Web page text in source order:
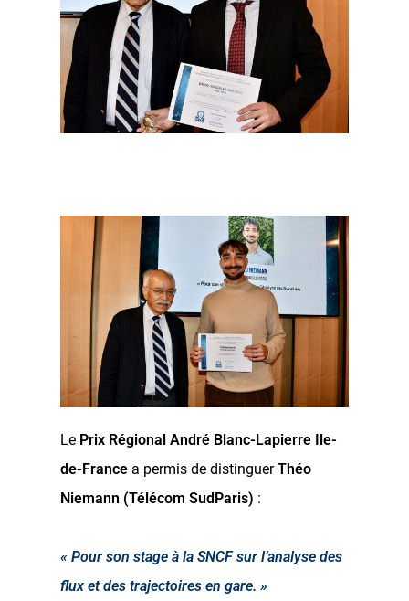
Le Prix Régional André Blanc-Lapierre Ile-
de-France a permis de distinguerThéo
Niemann (Télécom SudParis) :
« Pour son stage à la SNCF sur l’analyse des
flux et des trajectoires en gare. »